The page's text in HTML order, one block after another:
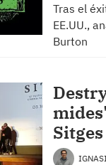
Tras el
EE.UU.,
Burton
Sitges